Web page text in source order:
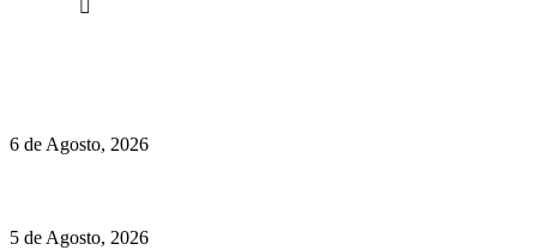
6 de Agosto, 2026
5 de Agosto, 2026